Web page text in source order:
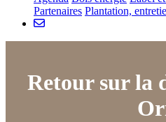
Partenaires Plantation,
Retour sur la